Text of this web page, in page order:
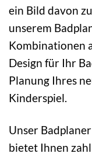
ein Bild davon
unserem
Kombinationen
Design für Ihr
Planung Ihres
Kinderspiel.
Unser
bietet Ihnen